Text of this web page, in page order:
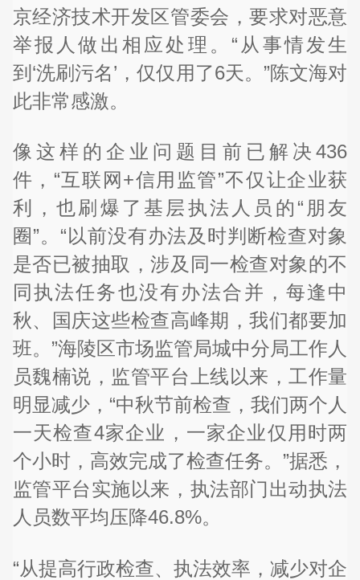
京经济技术开发区管委会，要求对恶意
举报人做出相应处理。“从事情发生
到‘洗刷污名’，仅仅用了6天。”陈文海对
此非常感激。
像这样的企业问题目前已解决436
件，“互联网+信用监管”不仅让企业获
利，也刷爆了基层执法人员的“朋友
圈”。“以前没有办法及时判断检查对象
是否已被抽取，涉及同一检查对象的不
同执法任务也没有办法合并，每逢中
秋、国庆这些检查高峰期，我们都要加
班。”海陵区市场监管局城中分局工作人
员魏楠说，监管平台上线以来，工作量
明显减少，“中秋节前检查，我们两个人
一天检查4家企业，一家企业仅用时两
个小时，高效完成了检查任务。”据悉，
监管平台实施以来，执法部门出动执法
人员数平均压降46.8%。
“从提高行政检查、执法效率，减少对企